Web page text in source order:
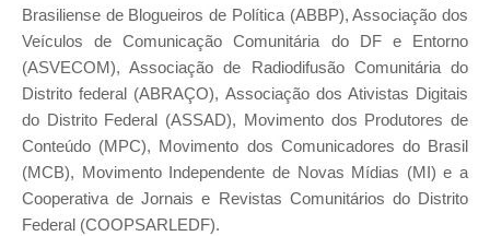
Brasiliense de Blogueiros de Política (ABBP), Associação dos
Veículos de Comunicação Comunitária do DF e Entorno
(ASVECOM), Associação de Radiodifusão Comunitária do
Distrito federal (ABRAÇO), Associação dos Ativistas Digitais
do Distrito Federal (ASSAD), Movimento dos Produtores de
Conteúdo (MPC), Movimento dos Comunicadores do Brasil
(MCB), Movimento Independente de Novas Mídias (MI) e a
Cooperativa de Jornais e Revistas Comunitários do Distrito
Federal (COOPSARLEDF).